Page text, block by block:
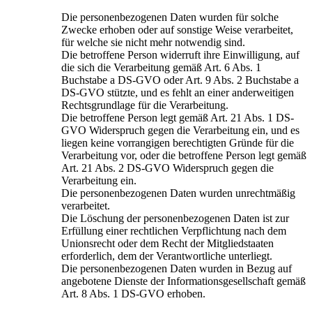
Die personenbezogenen Daten wurden für solche
Zwecke erhoben oder auf sonstige Weise verarbeitet,
für welche sie nicht mehr notwendig sind.
Die betroffene Person widerruft ihre Einwilligung, auf
die sich die Verarbeitung gemäß Art. 6 Abs. 1
Buchstabe a DS-GVO oder Art. 9 Abs. 2 Buchstabe a
DS-GVO stützte, und es fehlt an einer anderweitigen
Rechtsgrundlage für die Verarbeitung.
Die betroffene Person legt gemäß Art. 21 Abs. 1 DS-
GVO Widerspruch gegen die Verarbeitung ein, und es
liegen keine vorrangigen berechtigten Gründe für die
Verarbeitung vor, oder die betroffene Person legt gemäß
Art. 21 Abs. 2 DS-GVO Widerspruch gegen die
Verarbeitung ein.
Die personenbezogenen Daten wurden unrechtmäßig
verarbeitet.
Die Löschung der personenbezogenen Daten ist zur
Erfüllung einer rechtlichen Verpflichtung nach dem
Unionsrecht oder dem Recht der Mitgliedstaaten
erforderlich, dem der Verantwortliche unterliegt.
Die personenbezogenen Daten wurden in Bezug auf
angebotene Dienste der Informationsgesellschaft gemäß
Art. 8 Abs. 1 DS-GVO erhoben.